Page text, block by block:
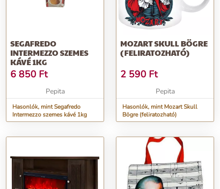
SEGAFREDO
INTERMEZZO SZEMES
KÁVÉ 1KG
6 850 Ft
Pepita
Hasonlók, mint Segafredo
Intermezzo szemes kávé 1kg
MOZART SKULL BÖGRE
(FELIRATOZHATÓ)
2 590 Ft
Pepita
Hasonlók, mint Mozart Skull
Bögre (feliratozható)